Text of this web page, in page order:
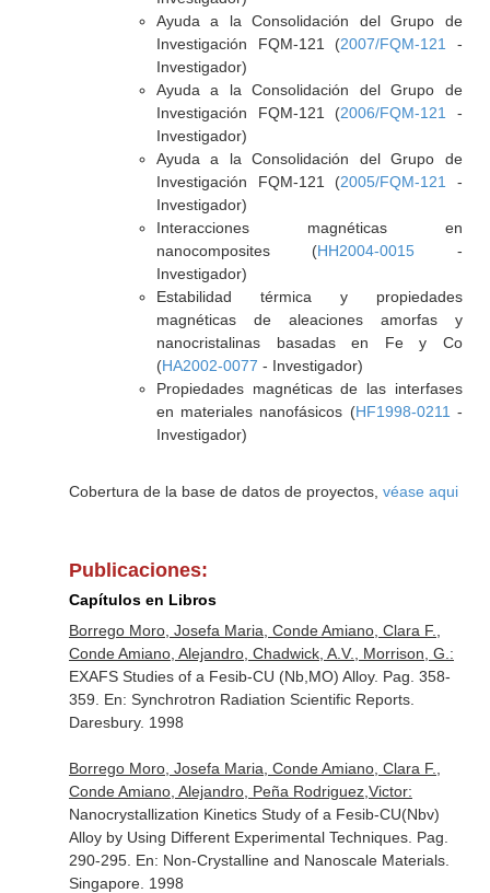
Ayuda a la Consolidación del Grupo de
Investigación FQM-121 (2007/FQM-121
-
Investigador)
Ayuda a la Consolidación del Grupo de
Investigación FQM-121 (2006/FQM-121
-
Investigador)
Ayuda a la Consolidación del Grupo de
Investigación FQM-121 (2005/FQM-121
-
Investigador)
Interacciones magnéticas en
nanocomposites (HH2004-0015 -
Investigador)
Estabilidad térmica y propiedades
magnéticas de aleaciones amorfas y
nanocristalinas basadas en Fe y Co
(HA2002-0077 - Investigador)
Propiedades magnéticas de las interfases
en materiales nanofásicos (HF1998-0211 -
Investigador)
Cobertura de la base de datos de proyectos, véase aqui
Publicaciones:
Capítulos en Libros
Borrego Moro, Josefa Maria, Conde Amiano, Clara F.,
Conde Amiano, Alejandro, Chadwick, A.V., Morrison, G.:
EXAFS Studies of a Fesib-CU (Nb,MO) Alloy. Pag. 358-
359. En: Synchrotron Radiation Scientific Reports.
Daresbury. 1998
Borrego Moro, Josefa Maria, Conde Amiano, Clara F.,
Conde Amiano, Alejandro, Peña Rodriguez,Victor:
Nanocrystallization Kinetics Study of a Fesib-CU(Nbv)
Alloy by Using Different Experimental Techniques. Pag.
290-295. En: Non-Crystalline and Nanoscale Materials.
Singapore. 1998